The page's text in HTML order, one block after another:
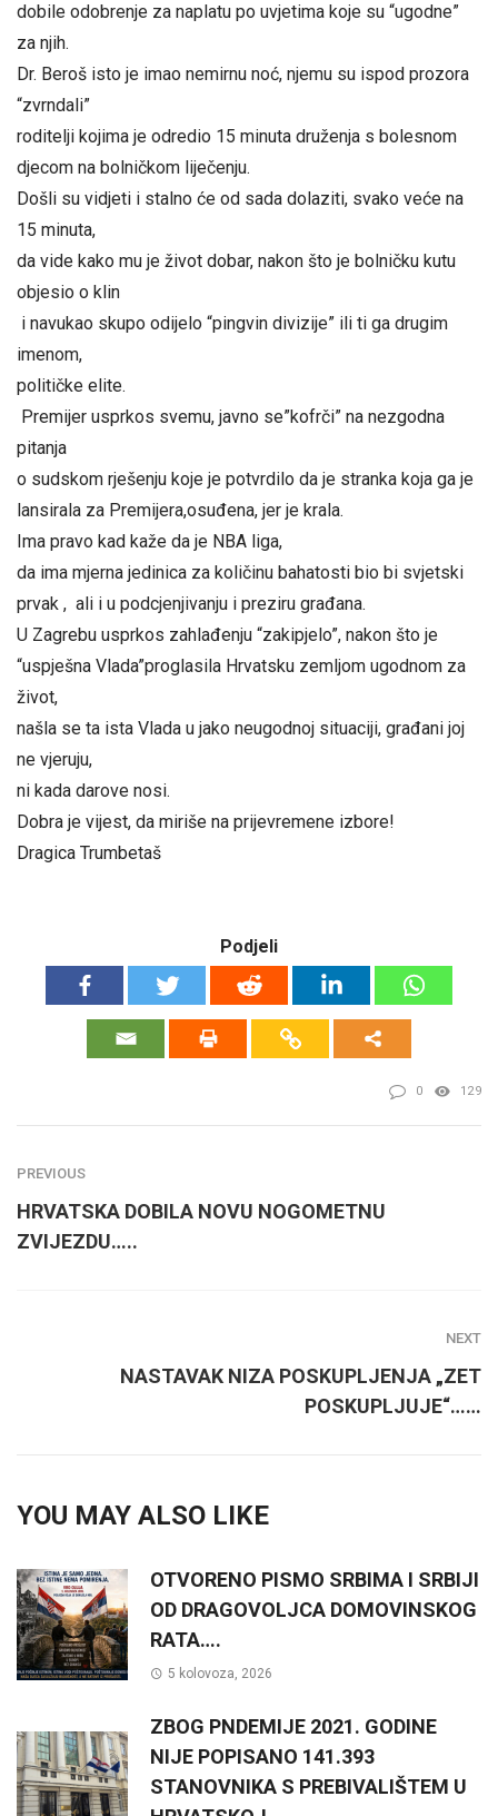
dobile odobrenje za naplatu po uvjetima koje su “ugodne”
za njih.
Dr. Beroš isto je imao nemirnu noć, njemu su ispod prozora
“zvrndali”
roditelji kojima je odredio 15 minuta druženja s bolesnom
djecom na bolničkom liječenju.
Došli su vidjeti i stalno će od sada dolaziti, svako veće na
15 minuta,
da vide kako mu je život dobar, nakon što je bolničku kutu
objesio o klin
i navukao skupo odijelo “pingvin divizije” ili ti ga drugim
imenom,
političke elite.
Premijer usprkos svemu, javno se”kofrči” na nezgodna
pitanja
o sudskom rješenju koje je potvrdilo da je stranka koja ga je
lansirala za Premijera,osuđena, jer je krala.
Ima pravo kad kaže da je NBA liga,
da ima mjerna jedinica za količinu bahatosti bio bi svjetski
prvak , ali i u podcjenjivanju i preziru građana.
U Zagrebu usprkos zahlađenju “zakipjelo”, nakon što je
“uspješna Vlada”proglasila Hrvatsku zemljom ugodnom za
život,
našla se ta ista Vlada u jako neugodnoj situaciji, građani joj
ne vjeruju,
ni kada darove nosi.
Dobra je vijest, da miriše na prijevremene izbore!
Dragica Trumbetaš
Podjeli
0 129
PREVIOUS
HRVATSKA DOBILA NOVU NOGOMETNU
ZVIJEZDU…..
NEXT
NASTAVAK NIZA POSKUPLJENJA „ZET
POSKUPLJUJE“……
YOU MAY ALSO LIKE
OTVORENO PISMO SRBIMA I SRBIJI
OD DRAGOVOLJCA DOMOVINSKOG
RATA….
5 kolovoza, 2026
ZBOG PNDEMIJE 2021. GODINE
NIJE POPISANO 141.393
STANOVNIKA S PREBIVALIŠTEM U